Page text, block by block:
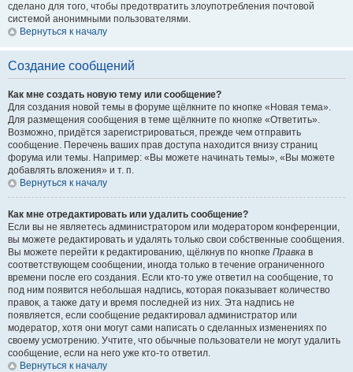
сделано для того, чтобы предотвратить злоупотребления почтовой
системой анонимными пользователями.
Вернуться к началу
Создание сообщений
Как мне создать новую тему или сообщение?
Для создания новой темы в форуме щёлкните по кнопке «Новая тема».
Для размещения сообщения в теме щёлкните по кнопке «Ответить».
Возможно, придётся зарегистрироваться, прежде чем отправить
сообщение. Перечень ваших прав доступа находится внизу страниц
форума или темы. Например: «Вы можете начинать темы», «Вы можете
добавлять вложения» и т. п.
Вернуться к началу
Как мне отредактировать или удалить сообщение?
Если вы не являетесь администратором или модератором конференции,
вы можете редактировать и удалять только свои собственные сообщения.
Вы можете перейти к редактированию, щёлкнув по кнопке Правка в
соответствующем сообщении, иногда только в течение ограниченного
времени после его создания. Если кто-то уже ответил на сообщение, то
под ним появится небольшая надпись, которая показывает количество
правок, а также дату и время последней из них. Эта надпись не
появляется, если сообщение редактировал администратор или
модератор, хотя они могут сами написать о сделанных изменениях по
своему усмотрению. Учтите, что обычные пользователи не могут удалить
сообщение, если на него уже кто-то ответил.
Вернуться к началу